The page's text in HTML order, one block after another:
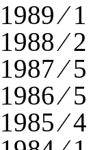
1989 ⁄ 1
1988 ⁄ 2
1987 ⁄ 5
1986 ⁄ 5
1985 ⁄ 4